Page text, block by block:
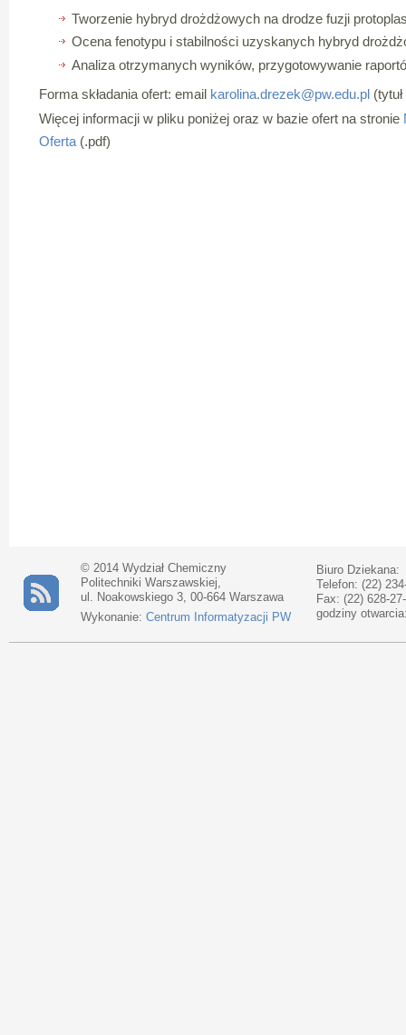
Tworzenie hybryd drożdżowych na drodze fuzji
Ocena fenotypu i stabilności uzyskanych hybryd
Analiza otrzymanych wyników, przygotowywanie
Forma składania ofert: email karolina.drezek@pw.edu.pl
Więcej informacji w pliku poniżej oraz w bazie ofert na stronie
Oferta(.pdf)
© 2014 Wydział Chemiczny
Politechniki Warszawskiej,
ul. Noakowskiego 3, 00-664 Warszawa
Wykonanie: Centrum Informatyzacji PW
Biuro Dziekana:
Telefon: (22)
Fax: (22) 628-
godziny